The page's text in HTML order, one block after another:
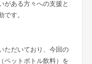
がある方々への支援と
です。
ただいており、今回の
ペットボトル飲料）を